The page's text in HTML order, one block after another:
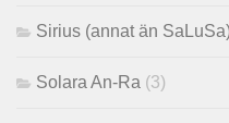
Sirius (annat än
Solara An-Ra (3)